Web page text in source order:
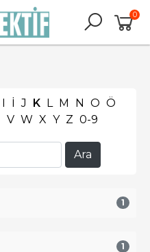
0
I İ J K L M N O Ö
V W X Y Z 0-9
1
1